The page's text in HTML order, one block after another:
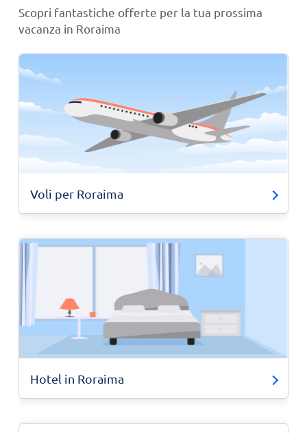
Scopri fantastiche offerte per la tua prossima
vacanza in Roraima
Voli per Roraima
Hotel in Roraima